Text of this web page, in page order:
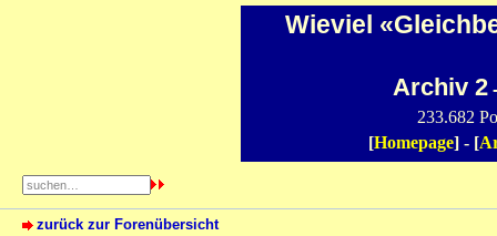
Wieviel
Archiv 2
233.682
[Homepage] - [
zurück zur Forenübersicht